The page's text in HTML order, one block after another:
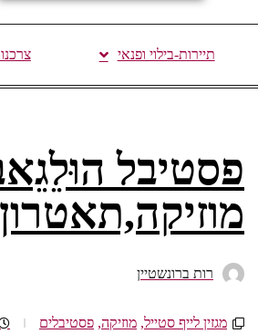
תיירות-בילוי ופנאי
פסטיבל
רות ברונשטיין
מגזין לייף סטייל, מוזיקה, פסטיבלים